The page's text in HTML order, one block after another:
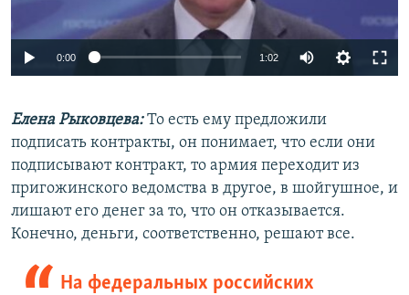
Auto 240p 360p 480p
720p 1080p
0:00 1:02
360p
480p
720p
1080p
Елена Рыковцева:То есть ему предложили
подписать контракты, он понимает, что если они
подписывают контракт, то армия переходит из
пригожинского ведомства в другое, в шойгушное, и
лишают его денег за то, что он отказывается.
Конечно, деньги, соответственно, решают все.
На федеральных российских